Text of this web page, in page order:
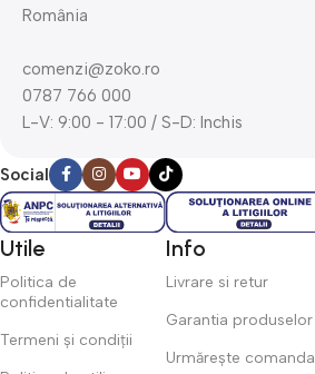
România
comenzi@zoko.ro
0787 766 000
L-V: 9:00 - 17:00 / S-D: Inchis
Social
Utile
Politica de
confidentialitate
Termeni și condiții
Info
Livrare si retur
Garantia produselor
Urmărește comanda